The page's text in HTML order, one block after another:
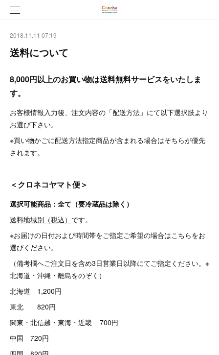
2018.11.11 07:19
送料について
8,000円以上のお買い物は送料無料サービスをいたしま
す。
お客様情報入力後、注文内容の「配送方法」にて以下選択肢より
お選び下さい。
※買い物かごに配送方法指定商品が含まれる場合はそちらが優先
されます。
＜クロネコヤマト便＞
選択可能商品：全て（要冷蔵品は除く）
送料地域別（税込） です。
※お届けの日付および時間帯をご指定ご希望の場合はこちらをお
選びください。
（備考欄へご注文日を含め3日営業日以降にてご指定ください。※
北海道・沖縄・離島をのぞく）
北海道 1,200円
東北 820円
関東・北信越・東海・近畿 700円
中国 720円